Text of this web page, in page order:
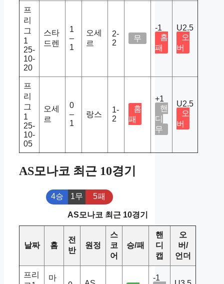
프
리
그
1
25-
10-
20
스타
드렌
1
–
1
오세
르
2-
2
무
-1
홈
패
U2.5
오
버
프
리
그
1
25-
10-
05
오세
르
0
–
1
랑스
1-
2
홈
패
+1
핸
디
무
U2.5
오
버
AS모나코 최근 10경기
4승 1무 5패
AS모나코 최근 10경기
날짜 홈
전
반
원정
스
코
어
승/패
핸
디
캡
오
버/
언더
프리
마
-1